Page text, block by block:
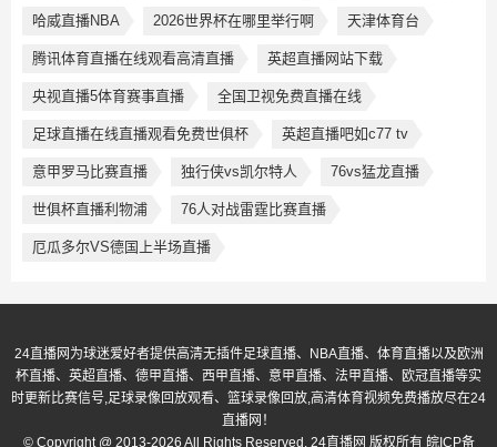
哈威直播NBA 2026世界杯在哪里举行啊 天津体育台
腾讯体育直播在线观看高清直播 英超直播网站下载
央视直播5体育赛事直播 全国卫视免费直播在线
足球直播在线直播观看免费世俱杯 英超直播吧如c77 tv
意甲罗马比赛直播 独行侠vs凯尔特人 76vs猛龙直播
世俱杯直播利物浦 76人对战雷霆比赛直播
厄瓜多尔VS德国上半场直播
24直播网为球迷爱好者提供高清无插件足球直播、NBA直播、体育直播以及欧洲
杯直播、英超直播、德甲直播、西甲直播、意甲直播、法甲直播、欧冠直播等实
时更新比赛信号,足球录像回放观看、篮球录像回放,高清体育视频免费播放尽在24
直播网！
© Copyright @ 2013-2026 All Rights Reserved. 24直播网 版权所有 皖ICP备